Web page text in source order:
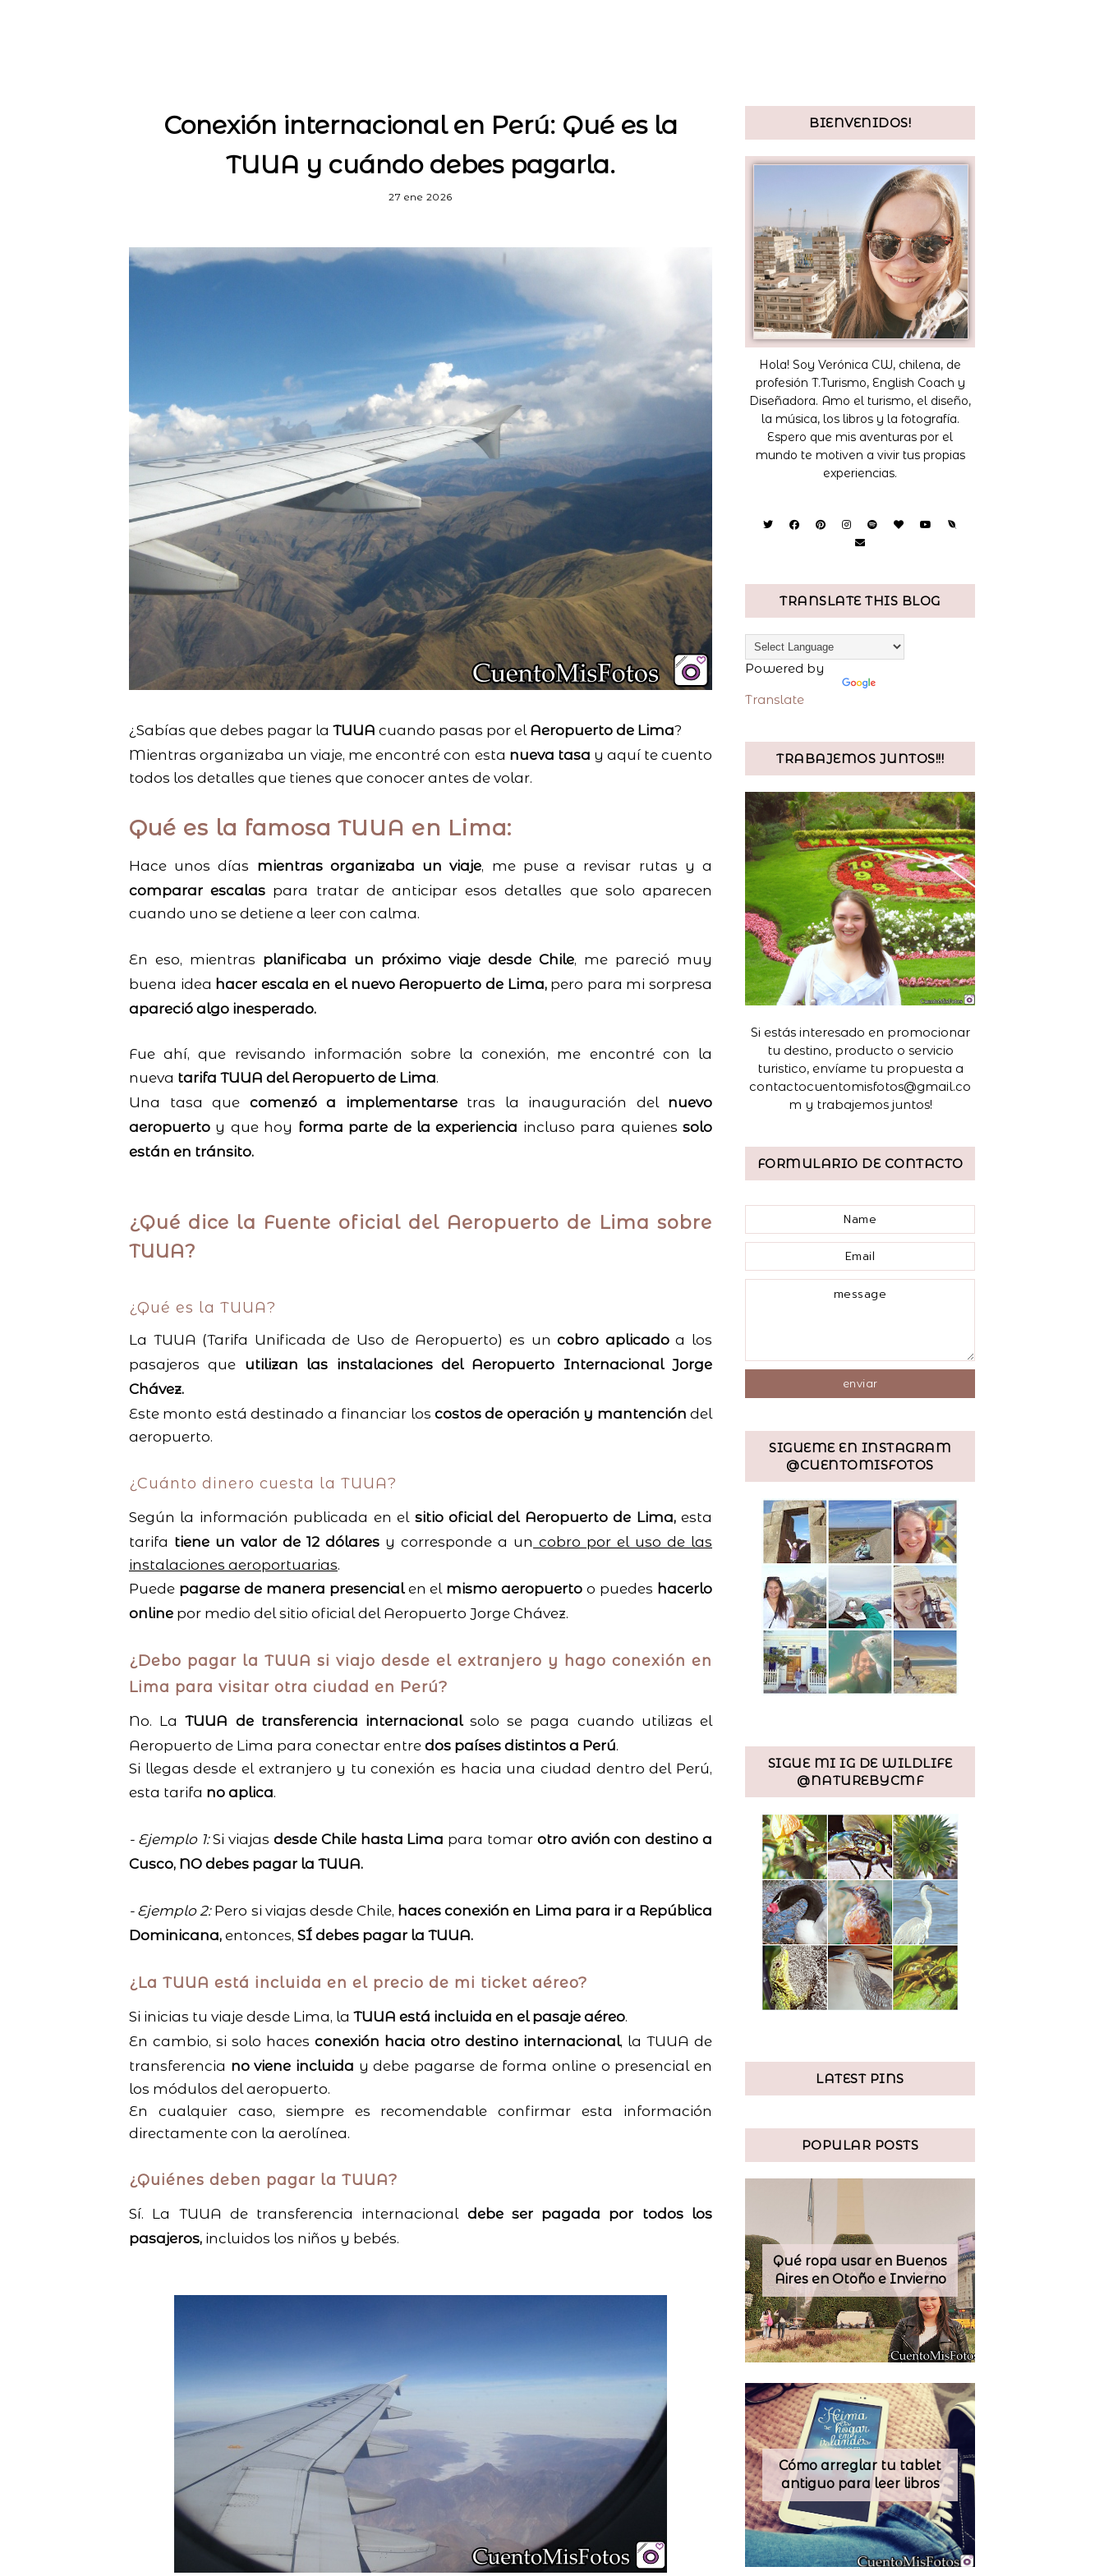
Conexión internacional en Perú: Qué es la
TUUA y cuándo debes pagarla.
27 ene 2026
¿Sabías que debes pagar la TUUA cuando pasas por el Aeropuerto de Lima?
Mientras organizaba un viaje, me encontré con esta nueva tasa y aquí te cuento
todos los detalles que tienes que conocer antes de volar.
Qué es la famosa TUUA en Lima:
Hace unos días mientras organizaba un viaje, me puse a revisar rutas y a
comparar escalas para tratar de anticipar esos detalles que solo aparecen
cuando uno se detiene a leer con calma.
En eso, mientras planificaba un próximo viaje desde Chile, me pareció muy
buena idea hacer escala en el nuevo Aeropuerto de Lima,pero para mi sorpresa
apareció algo inesperado.
Fue ahí, que revisando información sobre la conexión, me encontré con la
nueva tarifa TUUA del Aeropuerto de Lima.
Una tasa que comenzó a implementarsetras la inauguración del nuevo
aeropuerto y que hoy forma parte de la experiencia incluso para quienessolo
están en tránsito.
¿Qué dice la Fuente oficial del Aeropuerto de Lima sobre
TUUA?
¿Qué es la TUUA?
La TUUA (Tarifa Unificada de Uso de Aeropuerto) es uncobro aplicadoa los
pasajeros que utilizan las instalaciones del Aeropuerto Internacional Jorge
Chávez.
Este monto está destinado a financiar los costos de operación y mantención del
aeropuerto.
¿Cuánto dinero cuesta la TUUA?
Según la información publicada en el sitio oficial del Aeropuerto de Lima,esta
tarifa tiene un valor de 12 dólares y corresponde a un cobro por el uso de las
instalaciones aeroportuarias.
Puede pagarse de manera presencialen el mismo aeropuerto o puedes hacerlo
online por medio del sitio oficial del Aeropuerto Jorge Chávez.
¿Debo pagar la TUUA si viajo desde el extranjero y hago conexión en
Lima para visitar otra ciudad en Perú?
No. LaTUUA de transferencia internacionalsolo se paga cuando utilizas el
Aeropuerto de Lima para conectar entre dos países distintos a Perú.
Si llegas desde el extranjero y tu conexión es hacia una ciudad dentro del Perú,
esta tarifa no aplica.
- Ejemplo 1:Si viajasdesde Chile hasta Lima para tomar otro avión con destino a
Cusco, NO debes pagar la TUUA.
- Ejemplo 2: Pero si viajas desde Chile, haces conexión en Lima para ir a República
Dominicana, entonces, SÍ debes pagar la TUUA.
¿La TUUA está incluida en el precio de mi ticket aéreo?
Si inicias tu viaje desde Lima, la TUUA está incluida en el pasaje aéreo.
En cambio, si solo haces conexión hacia otro destino internacional, la TUUA de
transferencia no viene incluida y debe pagarse de forma online o presencial en
los módulos del aeropuerto.
En cualquier caso, siempre es recomendable confirmar esta información
directamente con la aerolínea.
¿Quiénes deben pagar la TUUA?
Sí. La TUUA de transferencia internacional debe ser pagada por todos los
pasajeros, incluidos los niños y bebés.
BIENVENIDOS!
Hola! Soy Verónica CW, chilena, de
profesión T.Turismo, English Coach y
Diseñadora. Amo el turismo, el diseño,
la música, los libros y la fotografía.
Espero que mis aventuras por el
mundo te motiven a vivir tus propias
experiencias.
TRANSLATE THIS BLOG
Powered by
Translate
TRABAJEMOS JUNTOS!!!
Si estás interesado en promocionar
tu destino, producto o servicio
turistico, envíame tu propuesta a
contactocuentomisfotos@gmail.co
m y trabajemos juntos!
FORMULARIO DE CONTACTO
SIGUEME EN INSTAGRAM
@CUENTOMISFOTOS
SIGUE MI IG DE WILDLIFE
@NATUREBYCMF
LATEST PINS
POPULAR POSTS
Qué ropa usar en Buenos
Aires en Otoño e Invierno
Cómo arreglar tu tablet
antiguo para leer libros